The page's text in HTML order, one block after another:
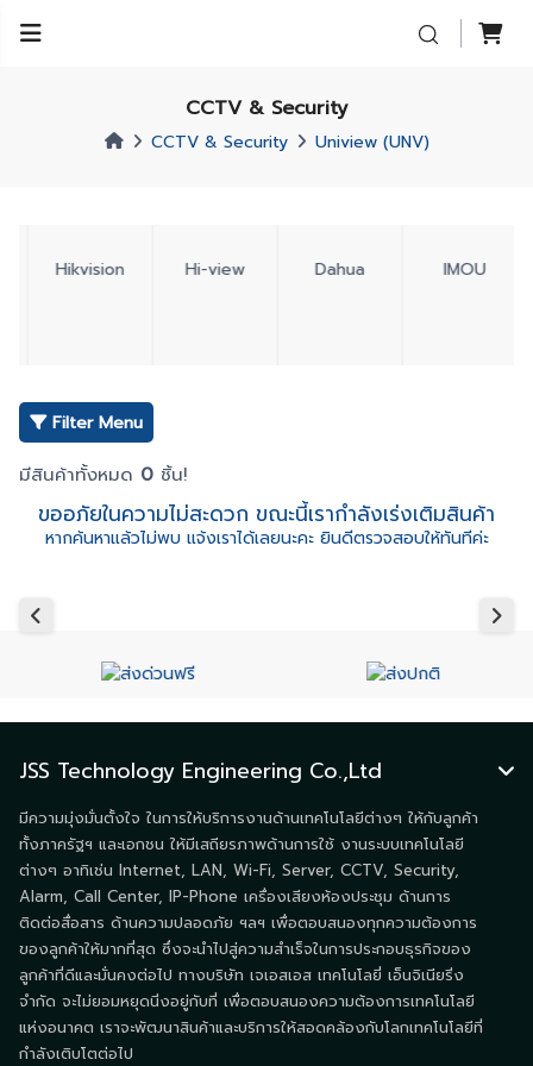
CCTV & Security
CCTV & Security Uniview (UNV)
Hikvision Hi-view Dahua IMOU
Filter Menu
มีสินค้าทั้งหมด 0ชิ้น!
ขออภัยในความไม่สะดวก ขณะนี้เรากำลังเร่งเติมสินค้า
หากค้นหาแล้วไม่พบ แจ้งเราได้เลยนะคะ ยินดีตรวจสอบให้ทันทีค่ะ
JSS Technology Engineering Co.,Ltd
มีความมุ่งมั่นตั้งใจ ในการให้บริการงานด้านเทคโนโลยีต่างๆ ให้กับลูกค้า
ทั้งภาครัฐฯ และเอกชน ให้มีเสถียรภาพด้านการใช้ งานระบบเทคโนโลยี
ต่างๆ อาทิเช่น Internet, LAN, Wi-Fi, Server, CCTV, Security,
Alarm, Call Center, IP-Phone เครื่องเสียงห้องประชุม ด้านการ
ติดต่อสื่อสาร ด้านความปลอดภัย ฯลฯ เพื่อตอบสนองทุกความต้องการ
ของลูกค้าให้มากที่สุด ซึ่งจะนำไปสู่ความสำเร็จในการประกอบธุรกิจของ
ลูกค้าที่ดีและมั่นคงต่อไป ทางบริษัท เจเอสเอส เทคโนโลยี่ เอ็นจิเนียริ่ง
จำกัด จะไม่ยอมหยุดนิ่งอยู่กับที่ เพื่อตอบสนองความต้องการเทคโนโลยี
แห่งอนาคต เราจะพัฒนาสินค้าและบริการให้สอดคล้องกับโลกเทคโนโลยีที่
กำลังเติบโตต่อไป